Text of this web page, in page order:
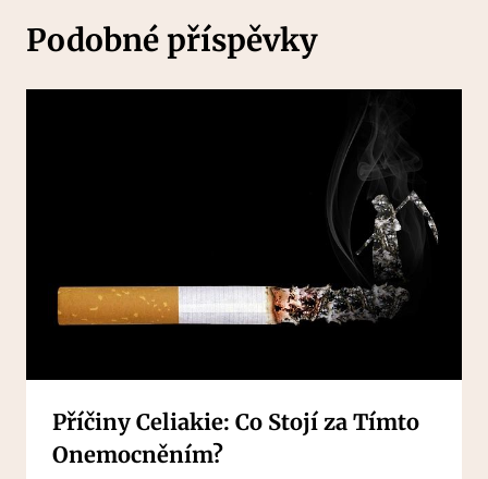
Podobné příspěvky
Příčiny Celiakie: Co Stojí za Tímto
Onemocněním?